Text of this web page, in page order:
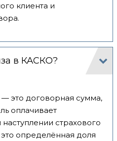
клиента и
в КАСКО?
это договорная сумма,
оплачивает
страхового
определённая доля